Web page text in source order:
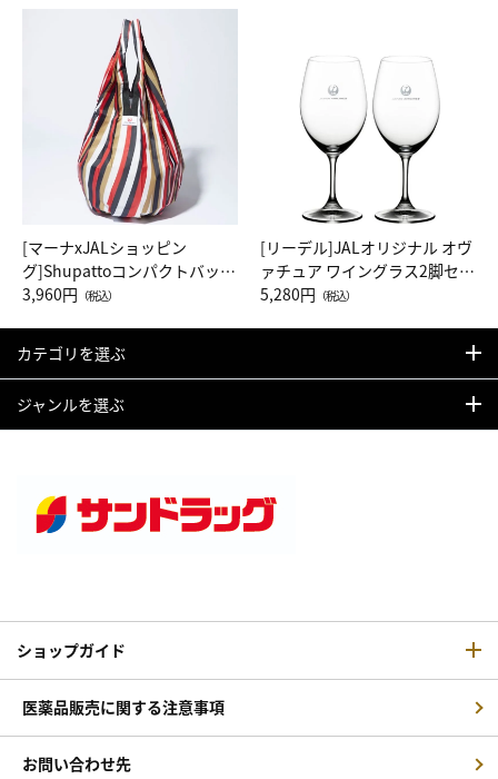
[マーナxJALショッピン
グ]Shupattoコンパクトバッグ
Drop JAL客室乗務員（LC）ス
3,960円 （税込）
[リーデル]JALオリジナル オヴ
ァチュア ワイングラス2脚セッ
ト（レッドワイン）
5,280円 （税込）
カテゴリを選ぶ
ジャンルを選ぶ
ショップガイド
医薬品販売に関する注意事項
お問い合わせ先